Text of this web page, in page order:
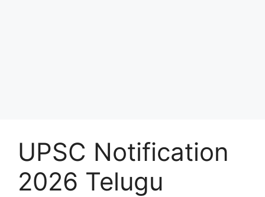
UPSC Notification
2026 Telugu